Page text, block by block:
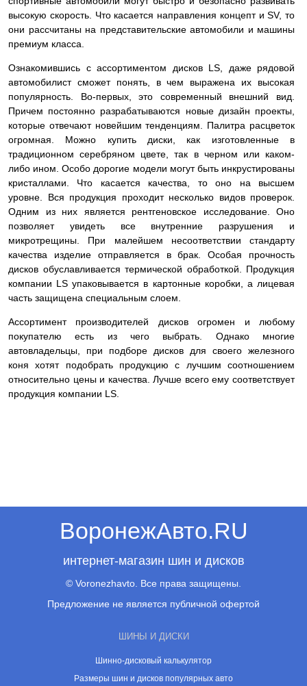
высокую скорость. Что касается направления концепт и SV, то
они рассчитаны на представительские автомобили и машины
премиум класса.
Ознакомившись с ассортиментом дисков LS, даже рядовой
автомобилист сможет понять, в чем выражена их высокая
популярность. Во-первых, это современный внешний вид.
Причем постоянно разрабатываются новые дизайн проекты,
которые отвечают новейшим тенденциям. Палитра расцветок
огромная. Можно купить диски, как изготовленные в
традиционном серебряном цвете, так в черном или каком-
либо ином. Особо дорогие модели могут быть инкрустированы
кристаллами. Что касается качества, то оно на высшем
уровне. Вся продукция проходит несколько видов проверок.
Одним из них является рентгеновское исследование. Оно
позволяет увидеть все внутренние разрушения и
микротрещины. При малейшем несоответствии стандарту
качества изделие отправляется в брак. Особая прочность
дисков обуславливается термической обработкой. Продукция
компании LS упаковывается в картонные коробки, а лицевая
часть защищена специальным слоем.
Ассортимент производителей дисков огромен и любому
покупателю есть из чего выбрать. Однако многие
автовладельцы, при подборе дисков для своего железного
коня хотят подобрать продукцию с лучшим соотношением
относительно цены и качества. Лучше всего ему соответствует
продукция компании LS.
ВоронежАвто.RU
интернет-магазин шин и дисков
© Voronezhavto. Все права защищены.
Предложение не является публичной офертой
ШИНЫ И ДИСКИ
Шинно-дисковый калькулятор
Размеры шин и дисков популярных авто